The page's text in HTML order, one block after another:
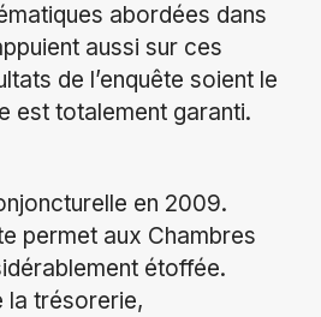
abordées dans
aussi sur ces
de l’enquête soient le
est totalement garanti.
en 2009.
permet aux Chambres
étoffée.
la trésorerie,